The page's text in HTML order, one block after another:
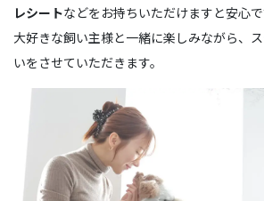
レシートなどをお持ちいただけますと安心で
大好きな飼い主様と一緒に楽しみながら、
いをさせていただきます。